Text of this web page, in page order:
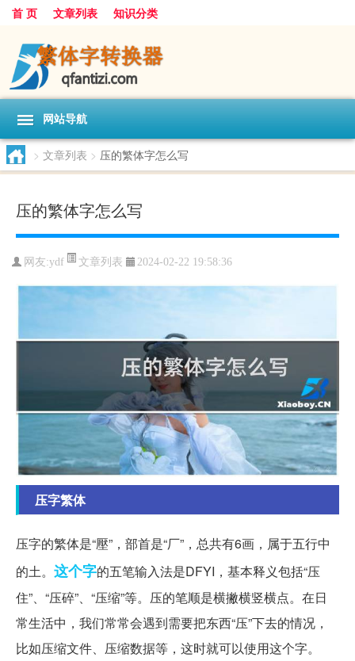
首 页 文章列表 知识分类
网站导航
> 文章列表 > 压的繁体字怎么写
压的繁体字怎么写
网友:ydf 文章列表 2024-02-22 19:58:36
压字繁体
压字的繁体是“壓”，部首是“厂”，总共有6画，属于五行中
的土。 这个字的五笔输入法是DFYI，基本释义包括“压
住”、“压碎”、“压缩”等。压的笔顺是横撇横竖横点。在日
常生活中，我们常常会遇到需要把东西“压”下去的情况，
比如压缩文件、压缩数据等，这时就可以使用这个字。